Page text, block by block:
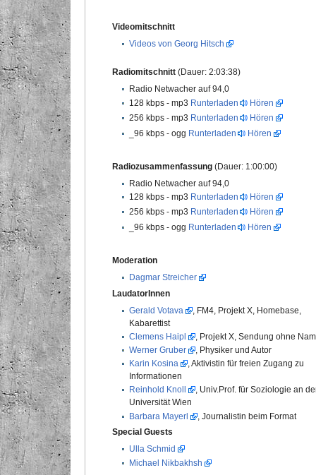
Videomitschnitt
Videos von Georg Hitsch
Radiomitschnitt (Dauer: 2:03:38)
Radio Netwacher auf 94,0
128 kbps - mp3 Runterladen
Hören
256 kbps - mp3 Runterladen
Hören
_96 kbps - ogg Runterladen Hören
Radiozusammenfassung (Dauer: 1:00:00)
Radio Netwacher auf 94,0
128 kbps - mp3 Runterladen
Hören
256 kbps - mp3 Runterladen
Hören
_96 kbps - ogg Runterladen Hören
Moderation
Dagmar Streicher
LaudatorInnen
Gerald Votava
, FM4, Projekt X, Homebase,
Kabarettist
Clemens Haipl
, Projekt X, Sendung ohne
Werner Gruber
, Physiker und Autor
Karin Kosina
, Aktivistin für freien Zugang zu
Informationen
Reinhold Knoll
, Univ.Prof. für Soziologie an
Universität Wien
Barbara Mayerl
, Journalistin beim Format
Special Guests
Ulla Schmid
Michael Nikbakhsh